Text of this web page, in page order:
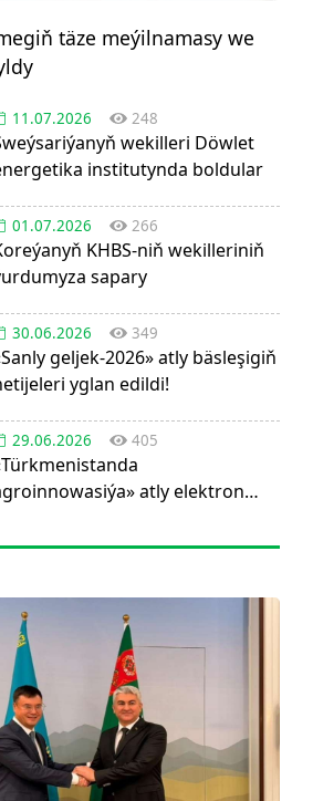
täze meýilnamasy we
11.07.2026 248
wekilleri Döwlet
institutynda boldular
01.07.2026 266
KHBS-niň wekilleriniň
sapary
30.06.2026 349
geljek-2026» atly bäsleşigiň
yglan edildi!
29.06.2026 405
atly elektron